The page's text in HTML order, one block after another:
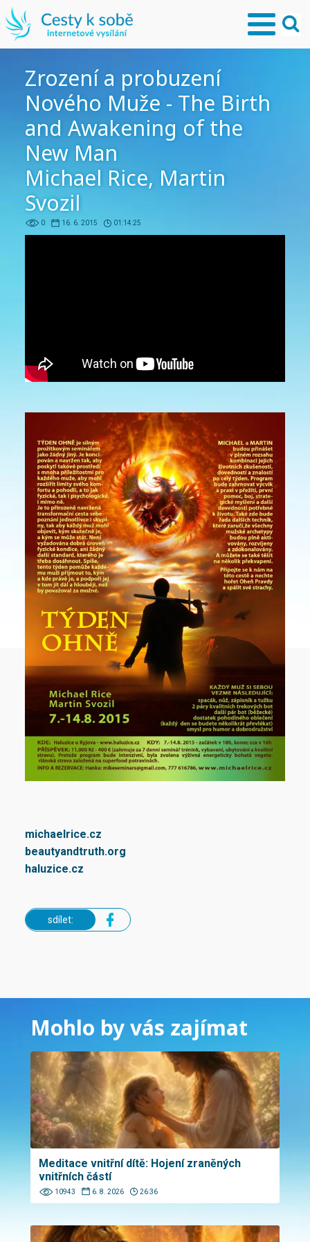
Zrození a probuzení
Nového Muže - The Birth
and Awakening of the
New Man
Michael Rice, Martin
Svozil
0 16. 6. 2015 01:14:25
michaelrice.cz
beautyandtruth.org
haluzice.cz
sdílet:
Mohlo by vás zajímat
Meditace vnitřní dítě: Hojení zraněných
vnitřních částí
10943 6. 8. 2026 26:36